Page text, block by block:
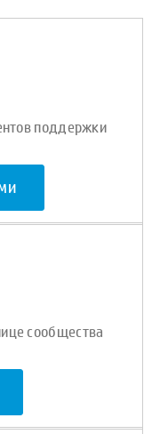
поддержки
сообщества